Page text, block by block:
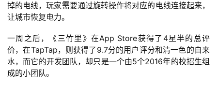
中
文
(
中
国
掉的电线，玩家需要通过旋转操作将对应的电线连接起来，
让城市恢复电力。
一周之后，《三竹里》在App Store获得了4星半的总评
价，在TapTap，则获得了9.7分的用户评分和清一色的自来
水，而它的开发团队，却只是一个由5个2016年的校招生组
成的小团队。